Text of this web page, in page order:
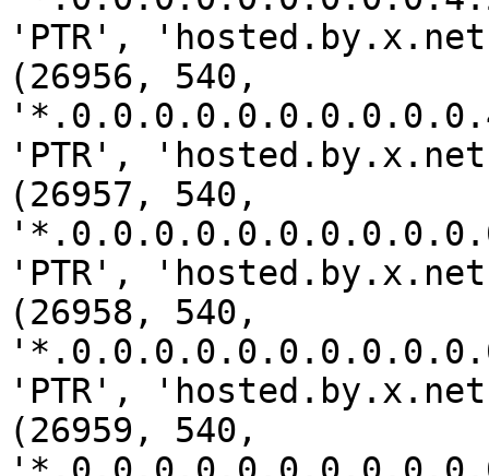
'PTR',
(26956, 540,
'PTR',
(26957, 540,
'PTR',
(26958, 540,
'PTR',
(26959, 540,